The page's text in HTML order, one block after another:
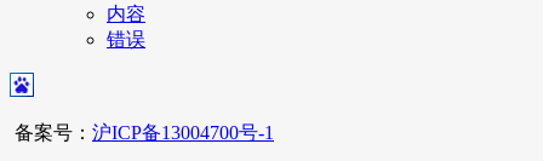
内容
错误
备案号： 沪ICP备13004700号-1